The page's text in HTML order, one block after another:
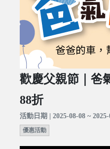
歡慶父親節｜爸
88折
活動日期 | 2025-08-08 ~
優惠活動